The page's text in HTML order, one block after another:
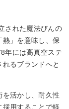
された魔法びんの
熱」を意味し、保
年には高真空ステ
るブランドへと
を活かし、耐久性
採用することで軽